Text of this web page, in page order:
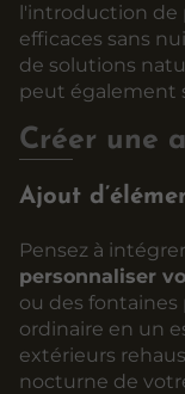
l'introduction de
efficaces sans
de solutions
peut également
Créer une
Ajout
Pensez à
personnaliser
ou des
ordinaire en un
extérieurs
nocturne de